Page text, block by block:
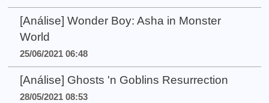
[Análise] Wonder Boy: Asha in Monster
World
25/06/2021 06:48
[Análise] Ghosts 'n Goblins Resurrection
28/05/2021 08:53